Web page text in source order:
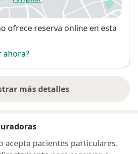
se abre en una nueva
ofrece reserva online en esta
ahora?
más detalles
sobre la dirección
acepta pacientes particulares.